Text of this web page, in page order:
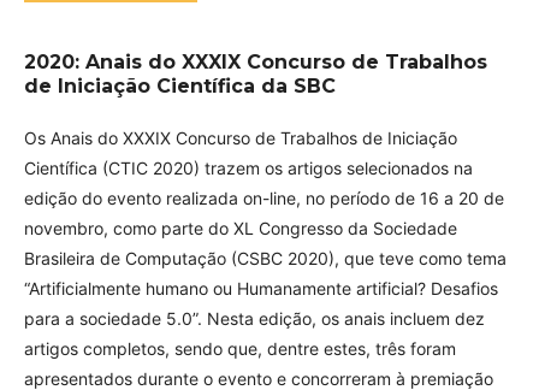
2020: Anais do XXXIX Concurso de Trabalhos
de Iniciação Científica da SBC
Os Anais do XXXIX Concurso de Trabalhos de Iniciação
Científica (CTIC 2020) trazem os artigos selecionados na
edição do evento realizada on-line, no período de 16 a 20 de
novembro, como parte do XL Congresso da Sociedade
Brasileira de Computação (CSBC 2020), que teve como tema
“Artificialmente humano ou Humanamente artificial? Desafios
para a sociedade 5.0”. Nesta edição, os anais incluem dez
artigos completos, sendo que, dentre estes, três foram
apresentados durante o evento e concorreram à premiação